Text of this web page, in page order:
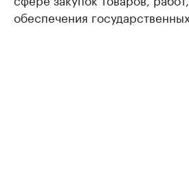
обеспечения